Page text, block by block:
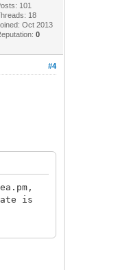
101
18
Oct 2013
0
#4
is